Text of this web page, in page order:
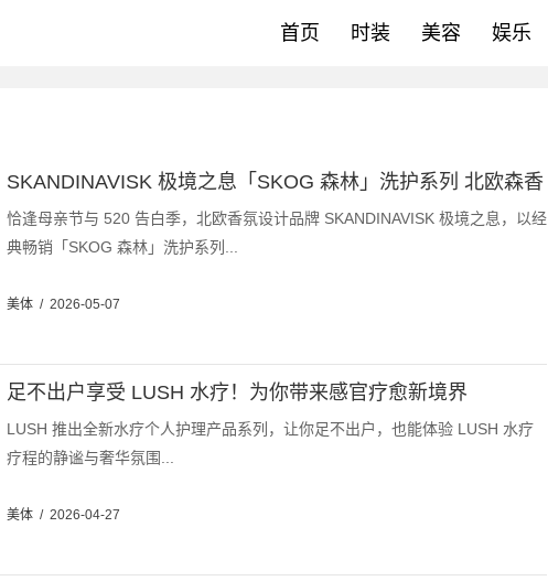
首页 时装 美容 娱乐
SKANDINAVISK 极境之息「SKOG 森林」洗护系列 北欧森香
恰逢母亲节与 520 告白季，北欧香氛设计品牌 SKANDINAVISK 极境之息，以经
典畅销「SKOG 森林」洗护系列...
美体 / 2026-05-07
足不出户享受 LUSH 水疗！为你带来感官疗愈新境界
LUSH 推出全新水疗个人护理产品系列，让你足不出户，也能体验 LUSH 水疗
疗程的静谧与奢华氛围...
美体 / 2026-04-27